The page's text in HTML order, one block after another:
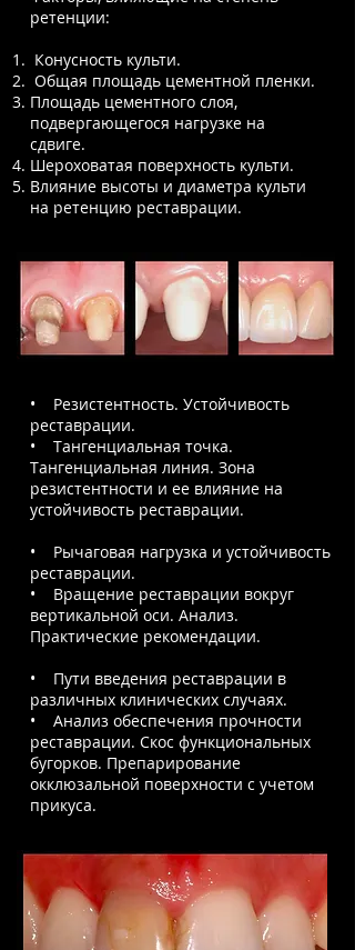
ретенции:
Конусность культи.
Общая площадь цементной пленки.
Площадь цементного слоя,
подвергающегося нагрузке на
сдвиге.
Шероховатая поверхность культи.
Влияние высоты и диаметра культи
на ретенцию реставрации.
• Резистентность. Устойчивость
реставрации.
• Тангенциальная точка.
Тангенциальная линия. Зона
резистентности и ее влияние на
устойчивость реставрации.
• Рычаговая нагрузка и устойчивость
реставрации.
• Вращение реставрации вокруг
вертикальной оси. Анализ.
Практические рекомендации.
• Пути введения реставрации в
различных клинических случаях.
• Анализ обеспечения прочности
реставрации. Скос функциональных
бугорков. Препарирование
окклюзальной поверхности с учетом
прикуса.